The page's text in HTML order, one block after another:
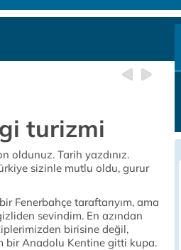
turizmi
oldunuz. Tarih yazdınız.
sizinle mutlu oldu, gurur
Fenerbahçe taraftarıyım, ama
sevindim. En azından
birisine değil,
bir Anadolu Kentine gitti kupa.